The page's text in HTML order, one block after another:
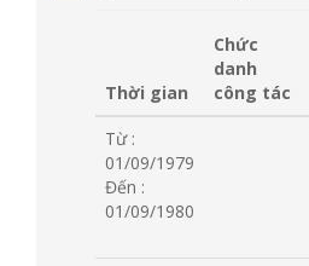
Thời gian
Chức
danh
công tác
Từ :
01/09/1979
Đến :
01/09/1980